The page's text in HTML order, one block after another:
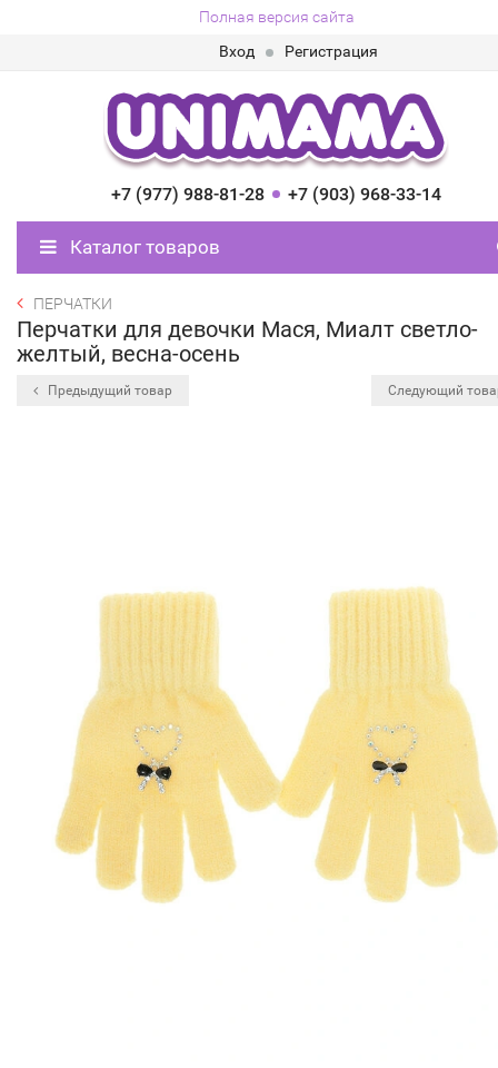
Полная версия сайта
Вход
Регистрация
+7 (977) 988-81-28 +7 (903) 968-33-14
Каталог товаров
ПЕРЧАТКИ
Перчатки для девочки Мася, Миалт светло-
желтый, весна-осень
Предыдущий товар Следующий